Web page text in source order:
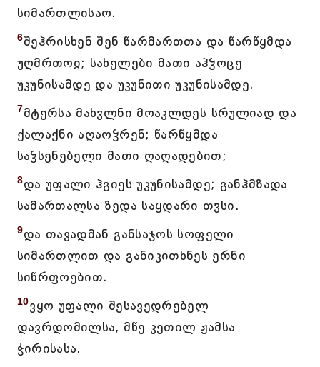
სიმართლისაო.
6შეჰრისხენ შენ წარმართთა და წარწყმდა
უღმრთოჲ; სახელები მათი აჰჴოცე
უკუნისამდე და უკუნითი უკუნისამდე.
7მტერსა მახჳლნი მოაკლდეს სრულიად და
ქალაქნი აღაოჴრენ; წარწყმდა
საჴსენებელი მათი ღაღადებით;
8და უფალი ჰგიეს უკუნისამდე; განჰმზადა
სამართალსა ზედა საყდარი თჳსი.
9და თავადმან განსაჯოს სოფელი
სიმართლით და განიკითხნეს ერნი
სიწრფოებით.
10ვყო უფალი შესავედრებელ
დავრდომილსა, მწე კეთილ ჟამსა
ჭირისასა.